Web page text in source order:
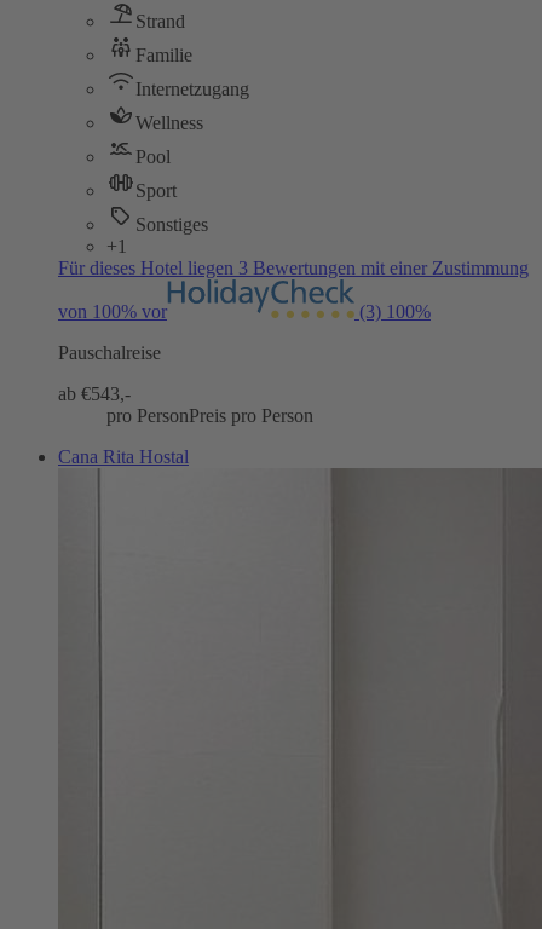
Strand
Familie
Internetzugang
Wellness
Pool
Sport
Sonstiges
+1
Für dieses Hotel liegen 3 Bewertungen mit einer Zustimmung
von 100% vor (3) 100%
Pauschalreise
ab €543,-
pro PersonPreis pro Person
Cana Rita Hostal